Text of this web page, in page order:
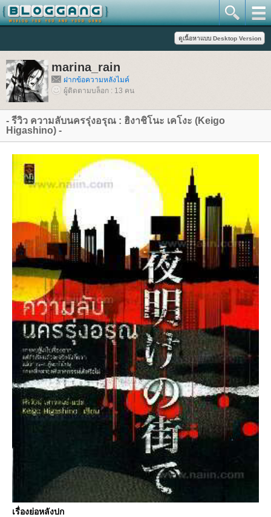
marina_rain
ฝากข้อความหลังไมค์
ผู้ติดตามบล็อก : 13 คน
- รีวิว ความลับนครรุ่งอรุณ : ฮิงาชิโนะ เคโงะ (Keigo
Higashino) -
เรื่องย่อหลังปก